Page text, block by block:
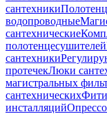
сантехники
водопроводные
сантехнические
полотенцесушителей
сантехники
протечекЛюки
магистральных
сантехнических
инсталляций